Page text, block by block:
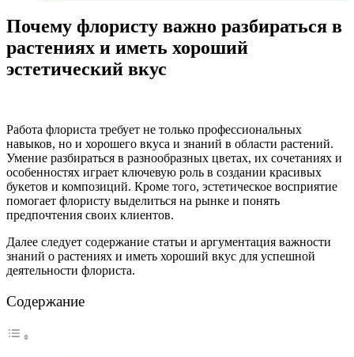
Почему флористу важно разбираться в
растениях и иметь хороший
эстетический вкус
Работа флориста требует не только профессиональных
навыков, но и хорошего вкуса и знаний в области растений.
Умение разбираться в разнообразных цветах, их сочетаниях и
особенностях играет ключевую роль в создании красивых
букетов и композиций. Кроме того, эстетическое восприятие
помогает флористу выделиться на рынке и понять
предпочтения своих клиентов.
Далее следует содержание статьи и аргументация важности
знаний о растениях и иметь хороший вкус для успешной
деятельности флориста.
Содержание